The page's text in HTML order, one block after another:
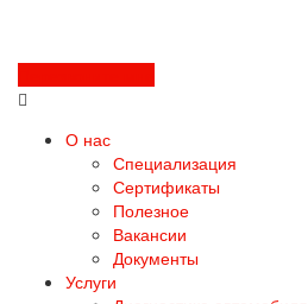
О нас
Специализация
Сертификаты
Полезное
Вакансии
Документы
Услуги